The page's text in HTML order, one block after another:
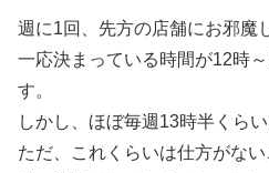
週に1回、先方の店舗にお邪魔
一応決まっている時間が12時
す。
しかし、ほぼ毎週13時半くら
ただ、これくらいは仕方がな